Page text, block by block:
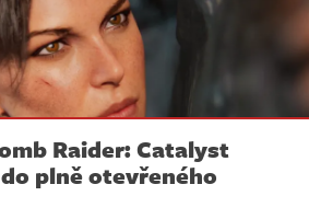
Raider: Catalyst
plně otevřeného